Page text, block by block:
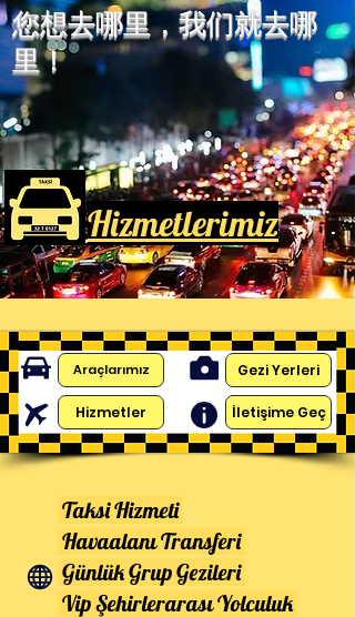
您想去哪里，我们就去哪
里！
Hizmetlerimiz
Araçlarımız
Hizmetler
Gezi Yerleri
İletişime Geç
Taksi Hizmeti
Havaalanı Transferi
Günlük Grup Gezileri
Vip Şehirlerarası Yolculuk